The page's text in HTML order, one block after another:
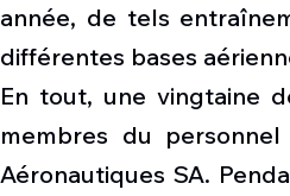
année, de tels
différentes bases
En tout, une vingtaine
membres du personnel
Aéronautiques SA.